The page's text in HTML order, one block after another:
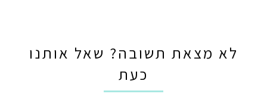
לא מצאת תשובה? שאל אותנו
כעת